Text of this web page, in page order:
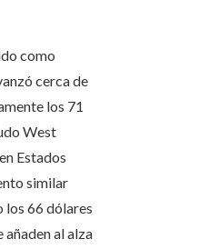
como
cerca de
los 71
West
Estados
similar
los 66 dólares
añaden al alza